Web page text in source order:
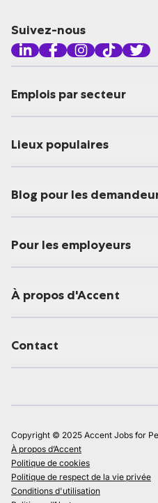
Suivez-nous
Emplois par secteur
Lieux populaires
Blog pour les
Pour les employeurs
À propos d'Accent
Contact
Copyright © 2025 Accent Jobs for
À propos d’Accent
Politique de cookies
Politique de respect de la vie privée
Conditions d'utilisation